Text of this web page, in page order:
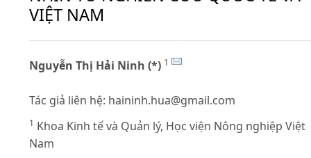
VIỆT NAM
Nguyễn Thị Hải Ninh (*) 1
Tác giả liên hệ: haininh.hua@gmail.com
1 Khoa Kinh tế và Quản lý, Học viện Nông nghiệp Việt
Nam